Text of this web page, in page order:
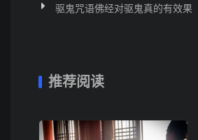
驱鬼咒语佛经对驱鬼真的有效果
推荐阅读